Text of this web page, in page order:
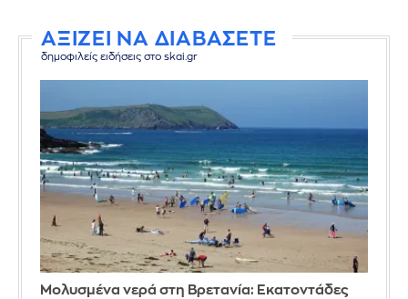
ΑΞΙΖΕΙ ΝΑ ΔΙΑΒΑΣΕΤΕ
δημοφιλείς ειδήσεις στο skai.gr
Μολυσμένα νερά στη Βρετανία: Εκατοντάδες